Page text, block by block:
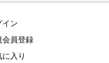
イン
会員登録
に入り